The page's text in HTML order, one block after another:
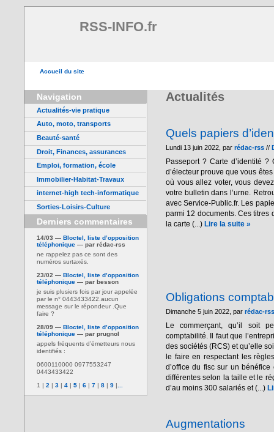
RSS-INFO.fr
Accueil du site
Navigation
Actualités-vie pratique
Auto, moto, transports
Beauté-santé
Droit, Finances, assurances
Emploi, formation, école
Immobilier-Habitat-Travaux
internet-high tech-informatique
Sorties-Loisirs-Culture
Derniers commentaires
14/03 — Bloctel, liste d’opposition
téléphonique — par rédac-rss
ne rappelez pas ce sont des
numéros surtaxés.
23/02 — Bloctel, liste d’opposition
téléphonique — par besson
je suis plusiers fois par jour appelée
par le n° 0443433422.aucun
message sur le répondeur .Que
faire ?
28/09 — Bloctel, liste d’opposition
téléphonique — par prugnol
appels fréquents d’émetteurs nous
identifiés :
0600110000 0977553247
0443433422
1 | 2 | 3 | 4 | 5 | 6 | 7 | 8 | 9 |
Actualités
Quels papiers
Lundi 13 juin 2022, par rédac-rss //
Passeport ? Carte d’identité
d’électeur prouve que vous
où vous allez voter, vous
votre bulletin dans l’urne.
avec Service-Public.fr. Les
parmi 12 documents. Ces titres
la carte (...) Lire la suite »
Obligations
Dimanche 5 juin 2022, par rédac-rss
Le commerçant, qu’il soit
comptabilité. Il faut que
des sociétés (RCS) et qu’elle
le faire en respectant les
d’office du fisc sur un
différentes selon la taille et le
d’au moins 300 salariés et (...)
Augmentations